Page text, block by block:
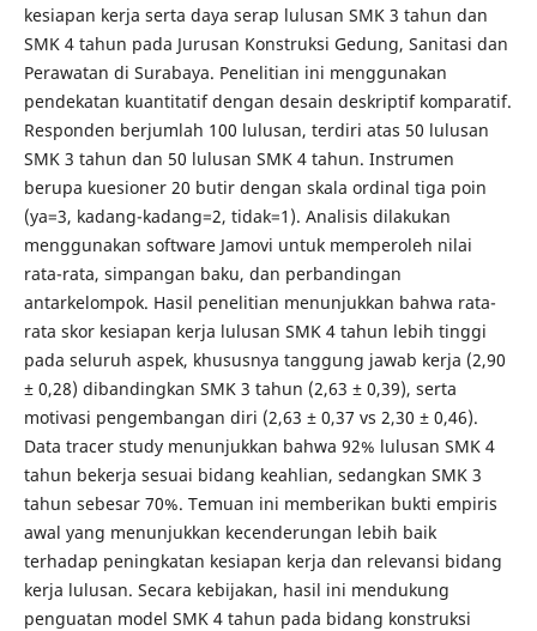
kesiapan kerja serta daya serap lulusan SMK 3 tahun dan
SMK 4 tahun pada Jurusan Konstruksi Gedung, Sanitasi dan
Perawatan di Surabaya. Penelitian ini menggunakan
pendekatan kuantitatif dengan desain deskriptif komparatif.
Responden berjumlah 100 lulusan, terdiri atas 50 lulusan
SMK 3 tahun dan 50 lulusan SMK 4 tahun. Instrumen
berupa kuesioner 20 butir dengan skala ordinal tiga poin
(ya=3, kadang-kadang=2, tidak=1). Analisis dilakukan
menggunakan software Jamovi untuk memperoleh nilai
rata-rata, simpangan baku, dan perbandingan
antarkelompok. Hasil penelitian menunjukkan bahwa rata-
rata skor kesiapan kerja lulusan SMK 4 tahun lebih tinggi
pada seluruh aspek, khususnya tanggung jawab kerja (2,90
± 0,28) dibandingkan SMK 3 tahun (2,63 ± 0,39), serta
motivasi pengembangan diri (2,63 ± 0,37 vs 2,30 ± 0,46).
Data tracer study menunjukkan bahwa 92% lulusan SMK 4
tahun bekerja sesuai bidang keahlian, sedangkan SMK 3
tahun sebesar 70%. Temuan ini memberikan bukti empiris
awal yang menunjukkan kecenderungan lebih baik
terhadap peningkatan kesiapan kerja dan relevansi bidang
kerja lulusan. Secara kebijakan, hasil ini mendukung
penguatan model SMK 4 tahun pada bidang konstruksi